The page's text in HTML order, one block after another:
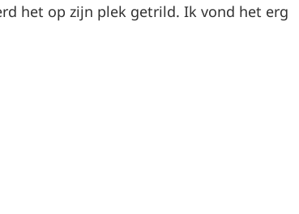
het op zijn plek getrild. Ik vond het erg